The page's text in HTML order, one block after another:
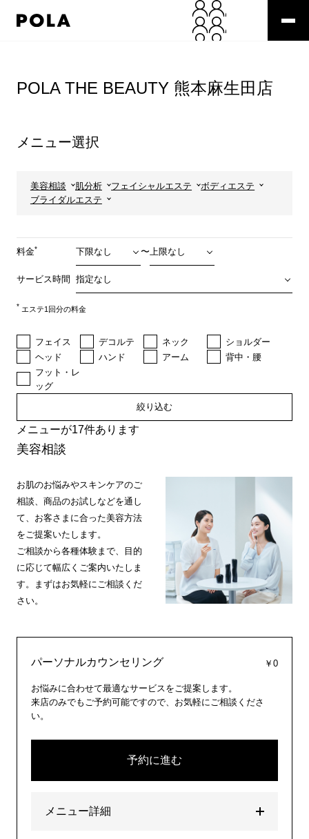
POLA THE BEAUTY 熊本麻生田店
メニュー選択
美容相談 肌分析 フェイシャルエステ
ボディエステ
ブライダルエステ
料金* 〜
サービス時間
* エステ1回分の料金
フェイス デコルテ ネック
ショルダー
ヘッド
ハンド アーム
背中・腰
フット・レ
ッグ
絞り込む
メニューが17件あります
美容相談
お肌のお悩みやスキンケアのご
相談、商品のお試しなどを通し
て、お客さまに合った美容方法
をご提案いたします。
ご相談から各種体験まで、目的
に応じて幅広くご案内いたしま
す。まずはお気軽にご相談くだ
さい。
パーソナルカウンセリング ￥0
お悩みに合わせて最適なサービスをご提案します。
来店のみでもご予約可能ですので、お気軽にご相談くださ
い。
予約に進む
メニュー詳細